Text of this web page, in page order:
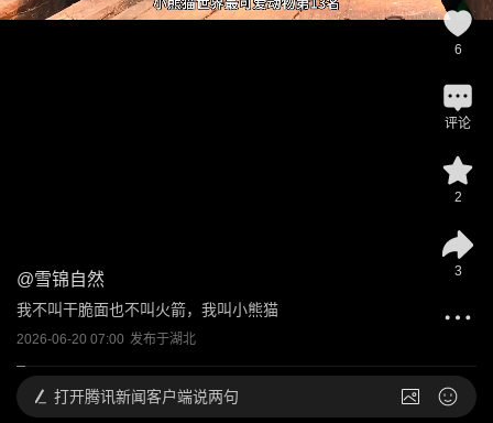
@雪锦自然
我不叫干脆面也不叫火箭，我叫小熊猫
2026-06-20 07:00 发布于湖北
6
评论
2
3
打开腾讯新闻客户端说两句